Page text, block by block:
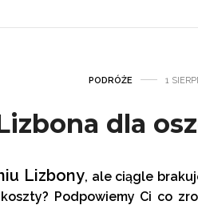
PODRÓŻE 1
dla
Lizbony, ale ciągle
Podpowiemy Ci co